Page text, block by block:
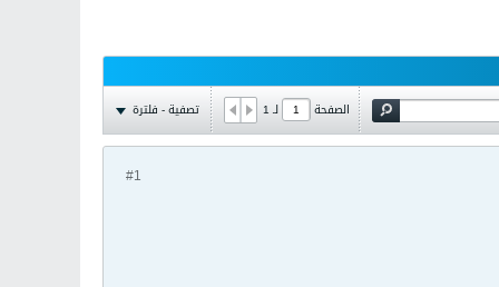
الصفحة لـ1 تصفية - فلترة
#1